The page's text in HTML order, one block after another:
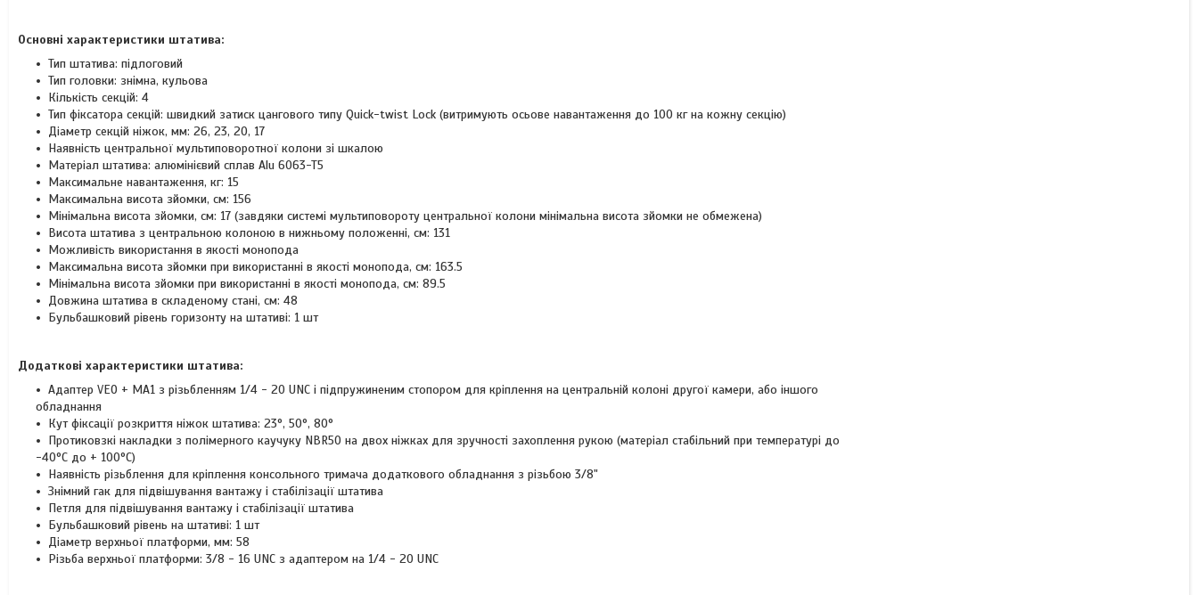
Основні характеристики штатива:
Тип штатива: підлоговий
Тип головки: знімна, кульова
Кількість секцій: 4
Тип фіксатора секцій: швидкий затиск цангового типу Quick-twist Lock (витримують осьове навантаження до 100 кг на кожну секцію)
Діаметр секцій ніжок, мм: 26, 23, 20, 17
Наявність центральної мультиповоротної колони зі шкалою
Матеріал штатива: алюмінієвий сплав Alu 6063-T5
Максимальне навантаження, кг: 15
Максимальна висота зйомки, см: 156
Мінімальна висота зйомки, см: 17 (завдяки системі мультиповороту центральної колони мінімальна висота зйомки не обмежена)
Висота штатива з центральною колоною в нижньому положенні, см: 131
Можливість використання в якості монопода
Максимальна висота зйомки при використанні в якості монопода, см: 163.5
Мінімальна висота зйомки при використанні в якості монопода, см: 89.5
Довжина штатива в складеному стані, см: 48
Бульбашковий рівень горизонту на штативі: 1 шт
Додаткові характеристики штатива:
Адаптер VEO + MA1 з різьбленням 1/4 - 20 UNC і підпружиненим стопором для кріплення на центральній колоні другої камери, або іншого
обладнання
Кут фіксації розкриття ніжок штатива: 23°, 50°, 80°
Протиковзкі накладки з полімерного каучуку NBR50 на двох ніжках для зручності захоплення рукою (матеріал стабільний при температурі до
-40°С до + 100°С)
Наявність різьблення для кріплення консольного тримача додаткового обладнання з різьбою 3/8"
Знімний гак для підвішування вантажу і стабілізації штатива
Петля для підвішування вантажу і стабілізації штатива
Бульбашковий рівень на штативі: 1 шт
Діаметр верхньої платформи, мм: 58
Різьба верхньої платформи: 3/8 - 16 UNC з адаптером на 1/4 - 20 UNC